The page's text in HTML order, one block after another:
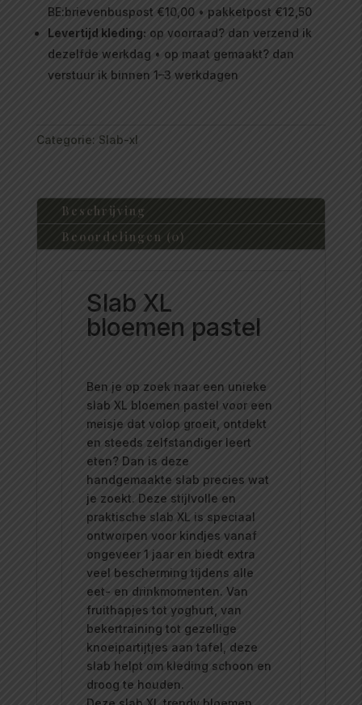
BE:brievenbuspost €10,00 • pakketpost €12,50
Levertijd kleding: op voorraad? dan verzend ik
dezelfde werkdag • op maat gemaakt? dan
verstuur ik binnen 1–3 werkdagen
Categorie: Slab-xl
Beschrijving
Beoordelingen (0)
Slab XL
bloemen pastel
Ben je op zoek naar een unieke
slab XL bloemen pastel voor een
meisje dat volop groeit, ontdekt
en steeds zelfstandiger leert
eten? Dan is deze
handgemaakte slab precies wat
je zoekt. Deze stijlvolle en
praktische slab XL is speciaal
ontworpen voor kindjes vanaf
ongeveer 1 jaar en biedt extra
veel bescherming tijdens alle
eet- en drinkmomenten. Van
fruithapjes tot yoghurt, van
bekertraining tot gezellige
knoeipartijtjes aan tafel, deze
slab helpt om kleding schoon en
droog te houden.